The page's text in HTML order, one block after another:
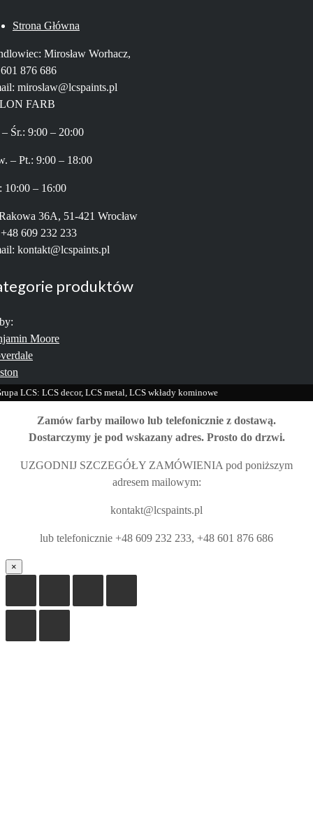
Strona Główna
Mirosław Worhacz,
876 686
miroslaw@lcspaints.pl
FARB
– Śr.: 9:00 – 20:00
– Pt.: 9:00 – 18:00
10:00 – 16:00
36A, 51-421 Wrocław
609 232 233
kontakt@lcspaints.pl
produktów
Moore
LCS: LCS decor, LCS metal, LCS wkłady kominowe
Zamów farby mailowo lub telefonicznie z dostawą.
Dostarczymy je pod wskazany adres. Prosto do drzwi.
UZGODNIJ SZCZEGÓŁY ZAMÓWIENIA pod poniższym
adresem mailowym:
kontakt@lcspaints.pl
lub telefonicznie +48 609 232 233, +48 601 876 686
×